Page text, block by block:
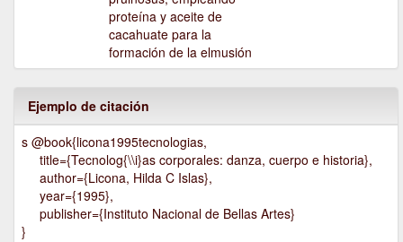
proteína y aceite de
cacahuate para la
formación de la elmusión
Ejemplo de citación
s @book{licona1995tecnologias,
title={Tecnolog{\\i}as corporales: danza, cuerpo e historia},
author={Licona, Hilda C Islas},
year={1995},
publisher={Instituto Nacional de Bellas Artes}
}